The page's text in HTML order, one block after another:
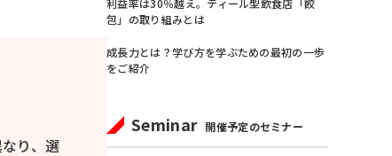
り、選
利益率は30％越え。ティール型飲食店「餃
包」の取り組みとは
成長力とは？学び方を学ぶための最初の一歩
をご紹介
Seminar 開催予定のセミナー